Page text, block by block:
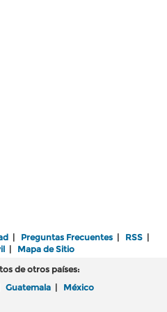
| Preguntas Frecuentes | RSS |
| Mapa de Sitio
de otros países:
Guatemala | México